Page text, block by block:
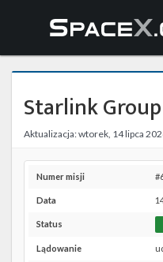
Wiadomości
Baza wiedzy
Starlink
Starship
Na żywo
Starlink Group
Aktualizacja: wtorek, 14 lipca
Numer misji
Data
Status
Lądowanie